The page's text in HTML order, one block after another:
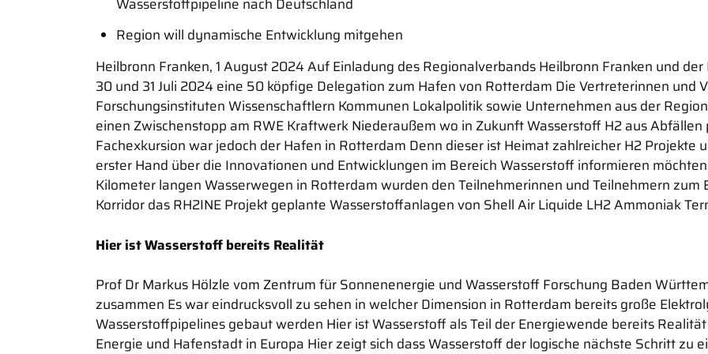
Wasserstoffpipeline nach Deutschland
Region will dynamische Entwicklung mitgehen
Heilbronn Franken, 1 August 2024 Auf Einladung des Regionalverbands Heilbronn Franken und
30 und 31 Juli 2024 eine 50 köpfige Delegation zum Hafen von Rotterdam Die Vertreterinnen und
Forschungsinstituten Wissenschaftlern Kommunen Lokalpolitik sowie Unternehmen aus der
einen Zwischenstopp am RWE Kraftwerk Niederaußem wo in Zukunft Wasserstoff H2 aus
Fachexkursion war jedoch der Hafen in Rotterdam Denn dieser ist Heimat zahlreicher H2 Projekte
erster Hand über die Innovationen und Entwicklungen im Bereich Wasserstoff informieren
Kilometer langen Wasserwegen in Rotterdam wurden den Teilnehmerinnen und Teilnehmern zum
Korridor das RH2INE Projekt geplante Wasserstoffanlagen von Shell Air Liquide LH2 Ammoniak
Hier ist Wasserstoff bereits Realität
Prof Dr Markus Hölzle vom Zentrum für Sonnenenergie und Wasserstoff Forschung Baden
zusammen Es war eindrucksvoll zu sehen in welcher Dimension in Rotterdam bereits große
Wasserstoffpipelines gebaut werden Hier ist Wasserstoff als Teil der Energiewende bereits
Energie und Hafenstadt in Europa Hier zeigt sich dass Wasserstoff der logische nächste Schritt zu